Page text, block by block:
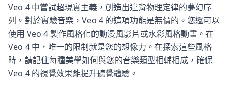
Veo 4 中嘗試超現實主義，創造出違背物理定律的夢幻序
列。對於實驗音樂，Veo 4 的這項功能是無價的。您還可以
使用 Veo 4 製作風格化的動漫風影片或水彩風格動畫。在
Veo 4 中，唯一的限制就是您的想像力。在探索這些風格
時，請記住每種美學如何與您的音樂類型相輔相成，確保
Veo 4 的視覺效果能提升聽覺體驗。